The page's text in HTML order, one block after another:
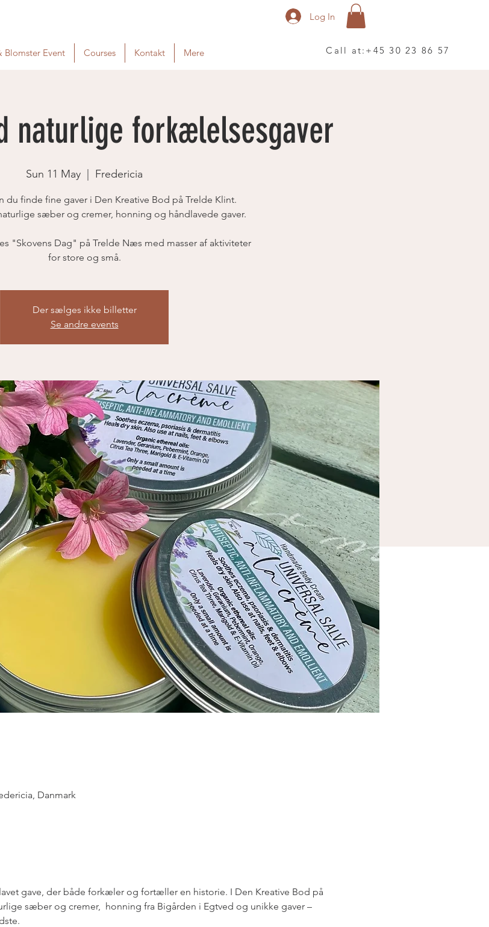
Log In
Blomster Event Courses Kontakt Mere Call at: +45 30 23 86 57
naturlige forkælelsesgaver
Sun 11 May
  |
Fredericia
du finde fine gaver i Den Kreative Bod på Trelde Klint.
sæber og cremer, honning og håndlavede gaver.
"Skovens Dag" på Trelde Næs med masser af aktiviteter
Der sælges ikke billetter
Se andre events
Danmark
gave, der både forkæler og fortæller en historie. I Den Kreative Bod på
sæber og cremer,  honning fra Bigården i Egtved og unikke gaver –